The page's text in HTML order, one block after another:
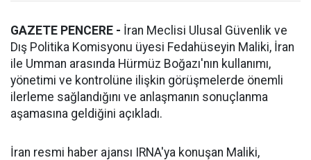
GAZETE PENCERE - İran Meclisi Ulusal Güvenlik ve
Dış Politika Komisyonu üyesi Fedahüseyin Maliki, İran
ile Umman arasında Hürmüz Boğazı'nın kullanımı,
yönetimi ve kontrolüne ilişkin görüşmelerde önemli
ilerleme sağlandığını ve anlaşmanın sonuçlanma
aşamasına geldiğini açıkladı.
İran resmi haber ajansı IRNA'ya konuşan Maliki,